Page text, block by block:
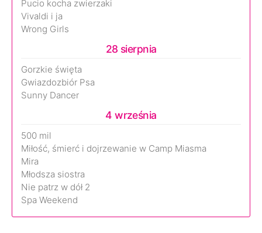
Pucio kocha zwierzaki
Vivaldi i ja
Wrong Girls
28 sierpnia
Gorzkie święta
Gwiazdozbiór Psa
Sunny Dancer
4 września
500 mil
Miłość, śmierć i dojrzewanie w Camp Miasma
Mira
Młodsza siostra
Nie patrz w dół 2
Spa Weekend